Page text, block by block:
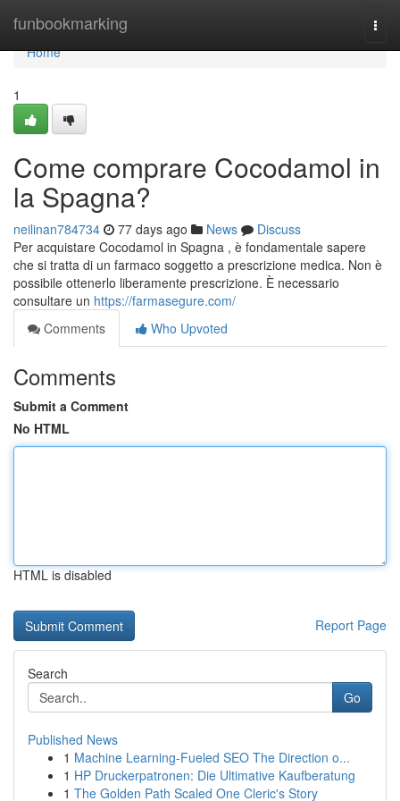
funbookmarking
Home
Home
1
Come comprare Cocodamol in
la Spagna?
neilinan784734 77 days ago News
Discuss
Per acquistare Cocodamol in Spagna , è fondamentale sapere
che si tratta di un farmaco soggetto a prescrizione medica. Non è
possibile ottenerlo liberamente prescrizione. È necessario
consultare un https://farmasegure.com/
Comments
Who Upvoted
Comments
Submit a Comment
No HTML
HTML is disabled
Report Page
Search
Go
Published News
1 Machine Learning-Fueled SEO The Direction o...
1 HP Druckerpatronen: Die Ultimative Kaufberatung
1 The Golden Path Scaled One Cleric's Story